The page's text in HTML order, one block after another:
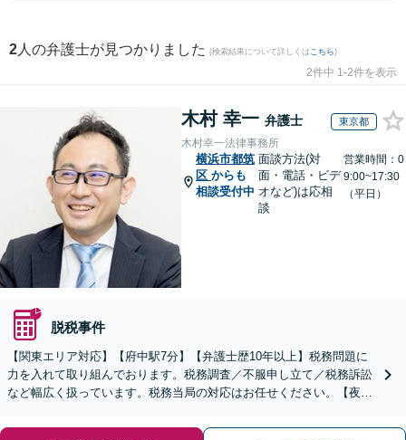
2 人の弁護士が見つかりました (検索結果について詳しくは こちら)
2件中 1-2件を表示
木村 幸一 弁護士 東京都
木村幸一法律事務所
横浜市都筑
区 からも
相談受付中
面談方法(対
面・電話・ビデ
オなど)は応相
談
営業時間：0
9:00~17:30
（平日）
脱税事件
【関東エリア対応】【府中駅7分】【弁護士歴10年以上】税務問題に
力を入れて取り組んでおります。税務調査／不服申し立て／税務訴訟
など幅広く扱っています。税務当局の対応はお任せください。【夜